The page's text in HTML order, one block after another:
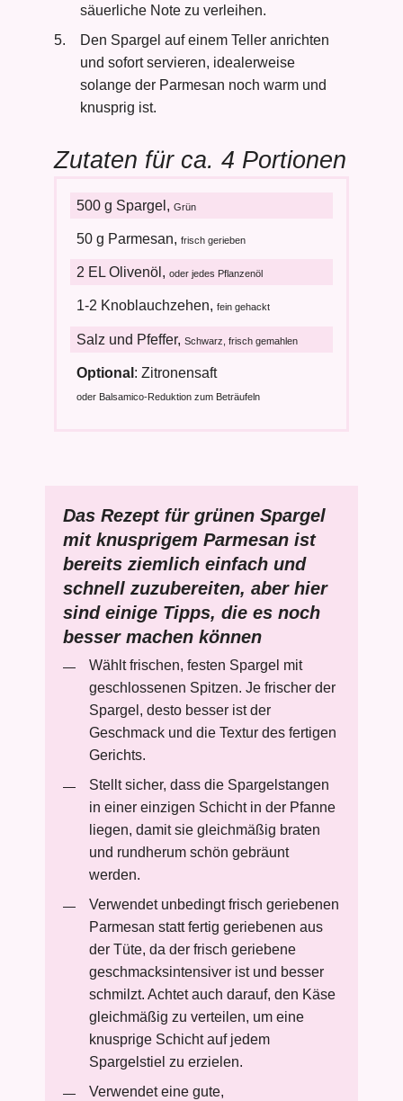
säuerliche Note zu verleihen.
Den Spargel auf einem Teller anrichten
und sofort servieren, idealerweise
solange der Parmesan noch warm und
knusprig ist.
Zutaten für ca. 4 Portionen
500 g Spargel, Grün
50 g Parmesan, frisch gerieben
2 EL Olivenöl, oder jedes Pflanzenöl
1-2 Knoblauchzehen, fein gehackt
Salz und Pfeffer, Schwarz, frisch gemahlen
Optional: Zitronensaft
oder Balsamico-Reduktion zum Beträufeln
Das Rezept für grünen Spargel
mit knusprigem Parmesan ist
bereits ziemlich einfach und
schnell zuzubereiten, aber hier
sind einige Tipps, die es noch
besser machen können
Wählt frischen, festen Spargel mit
geschlossenen Spitzen. Je frischer der
Spargel, desto besser ist der
Geschmack und die Textur des fertigen
Gerichts.
Stellt sicher, dass die Spargelstangen
in einer einzigen Schicht in der Pfanne
liegen, damit sie gleichmäßig braten
und rundherum schön gebräunt
werden.
Verwendet unbedingt frisch geriebenen
Parmesan statt fertig geriebenen aus
der Tüte, da der frisch geriebene
geschmacksintensiver ist und besser
schmilzt. Achtet auch darauf, den Käse
gleichmäßig zu verteilen, um eine
knusprige Schicht auf jedem
Spargelstiel zu erzielen.
Verwendet eine gute,